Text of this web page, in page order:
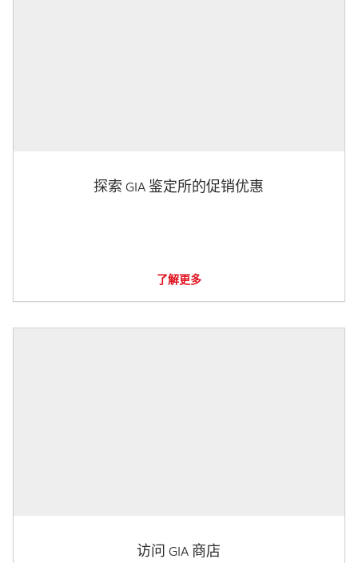
探索 GIA 鉴定所的促销优惠
了解更多
访问 GIA 商店